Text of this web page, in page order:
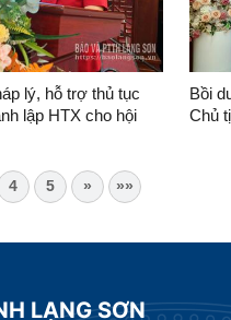
lý, hỗ trợ thủ tục
lập HTX cho hội
Bồi
Chủ
4 5 » »»
LẠNG SƠN